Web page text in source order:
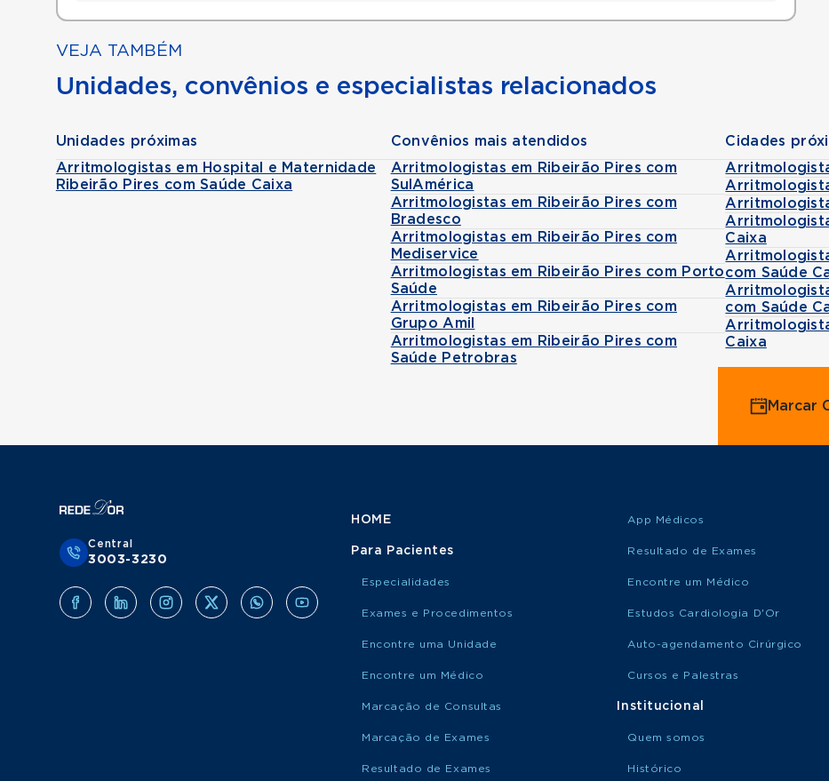
VEJA TAMBÉM
Unidades, convênios e especialistas relacionados
Unidades próximas
Arritmologistas em Hospital e Maternidade
Ribeirão Pires com Saúde Caixa
Convênios mais atendidos
Arritmologistas em Ribeirão Pires com
SulAmérica
Arritmologistas em Ribeirão Pires com
Bradesco
Arritmologistas em Ribeirão Pires com
Mediservice
Arritmologistas em Ribeirão Pires com Porto
Saúde
Arritmologistas em Ribeirão Pires com
Grupo Amil
Arritmologistas em Ribeirão Pires com
Saúde Petrobras
Cidades
Caixa
com Saúde
com Saúde
Caixa
Marcar
Central
3003-3230
HOME
Para Pacientes
Especialidades
Exames e Procedimentos
Encontre uma Unidade
Encontre um Médico
Marcação de Consultas
Marcação de Exames
Resultado de Exames
App Médicos
Resultado de Exames
Encontre um Médico
Estudos Cardiologia D'Or
Auto-agendamento Cirúrgico
Cursos e Palestras
Institucional
Quem somos
Histórico